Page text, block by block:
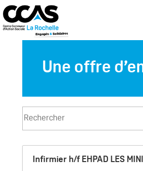
Une offre
Infirmier h/f EHPAD LES